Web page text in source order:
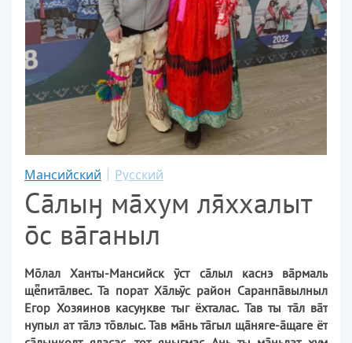
Мансийский Русский
Сāлыӈ мāхум лххалыт
с вāганыл
Млал Ханты-Мансийск ӯст сāлыл каснэ вāрмаль
щпитāлвес. Та порат Хāльӯс район Саранпāвылныл
Егор Хозяинов касуӈкве тыг ёхталас. Тав ты тāл вāт
нупыл ат тāлэ твлыс. Тав мāнь тāгыл щāняге-āщаге ёт